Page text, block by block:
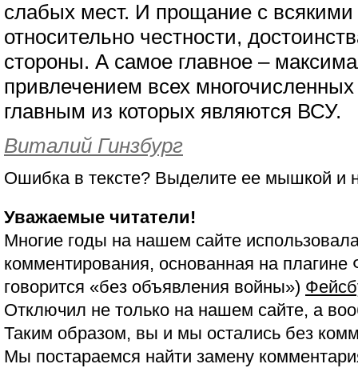
слабых мест. И прощание с
относительно честности,
стороны. А самое главное –
привлечением всех
главным из которых являются ВСУ.
Виталий Гинзбург
Ошибка в тексте? Выделите ее мышкой и
Уважаемые читатели!
Многие годы на нашем сайте
комментирования, основанная на
говорится «без объявления войны»)
Отключил не только на нашем сайте, а
Таким образом, вы и мы остались без
Мы постараемся найти замену